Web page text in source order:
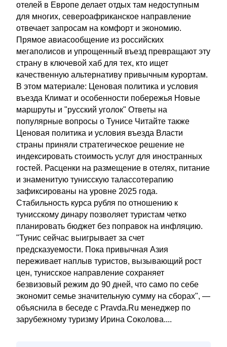
отелей в Европе делает отдых там недоступным
для многих, североафриканское направление
отвечает запросам на комфорт и экономию.
Прямое авиасообщение из российских
мегаполисов и упрощенный въезд превращают эту
страну в ключевой хаб для тех, кто ищет
качественную альтернативу привычным курортам.
В этом материале: Ценовая политика и условия
въезда Климат и особенности побережья Новые
маршруты и "русский уголок" Ответы на
популярные вопросы о Тунисе Читайте также
Ценовая политика и условия въезда Власти
страны приняли стратегическое решение не
индексировать стоимость услуг для иностранных
гостей. Расценки на размещение в отелях, питание
и знаменитую тунисскую талассотерапию
зафиксированы на уровне 2025 года.
Стабильность курса рубля по отношению к
тунисскому динару позволяет туристам четко
планировать бюджет без поправок на инфляцию.
"Тунис сейчас выигрывает за счет
предсказуемости. Пока привычная Азия
переживает наплыв туристов, вызывающий рост
цен, тунисское направление сохраняет
безвизовый режим до 90 дней, что само по себе
экономит семье значительную сумму на сборах", —
объяснила в беседе с Pravda.Ru менеджер по
зарубежному туризму Ирина Соколова....